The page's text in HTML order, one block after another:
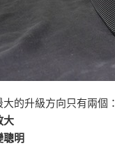
的升級方向只有兩個：
大
聰明